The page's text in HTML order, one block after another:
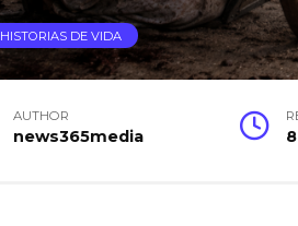
HISTORIAS DE VIDA
AUTHOR
news365media